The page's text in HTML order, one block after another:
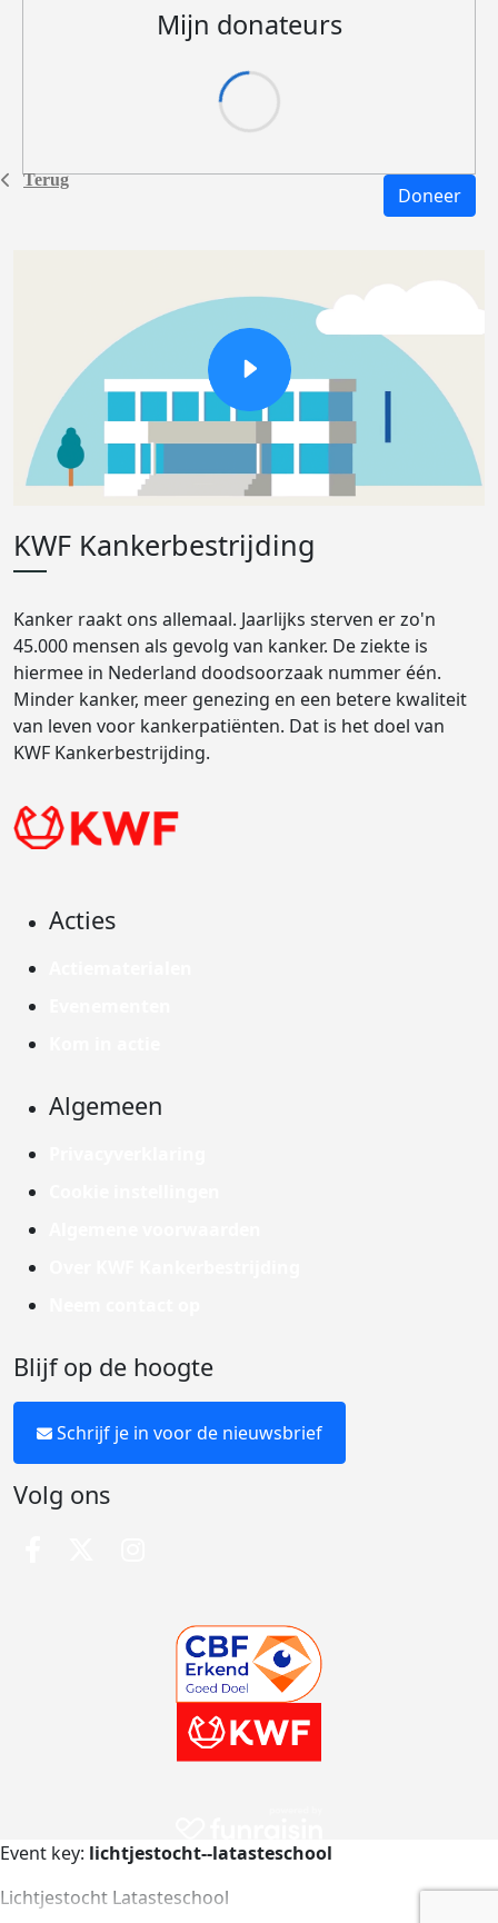
Terug
Mijn donateurs
Doneer
KWF Kankerbestrijding
Kanker raakt ons allemaal. Jaarlijks sterven er zo'n
45.000 mensen als gevolg van kanker. De ziekte is
hiermee in Nederland doodsoorzaak nummer één.
Minder kanker, meer genezing en een betere kwaliteit
van leven voor kankerpatiënten. Dat is het doel van
KWF Kankerbestrijding.
Acties
Algemeen
Blijf op de hoogte
Schrijf je in voor de nieuwsbrief
Volg ons
Event key: lichtjestocht--latasteschool
Lichtjestocht Latasteschool